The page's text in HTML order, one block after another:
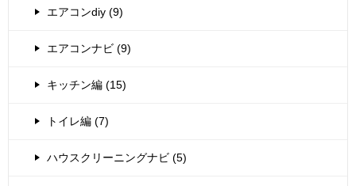
エアコンdiy (9)
エアコンナビ (9)
キッチン編 (15)
トイレ編 (7)
ハウスクリーニングナビ (5)